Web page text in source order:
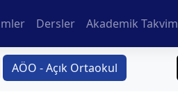
Dersler Akademik Takvim
AÖO - Açık Ortaokul